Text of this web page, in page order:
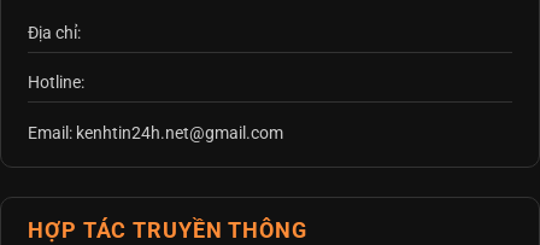
Địa chỉ:
Hotline:
Email: kenhtin24h.net@gmail.com
HỢP TÁC TRUYỀN THÔNG